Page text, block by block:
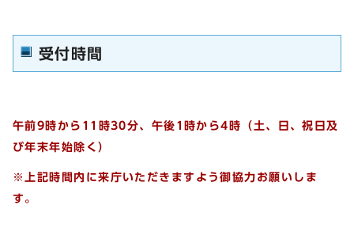
受付時間
午前9時から11時30分、午後1時から4時（土、日、祝日及
び年末年始除く）
※上記時間内に来庁いただきますよう御協力お願いしま
す。